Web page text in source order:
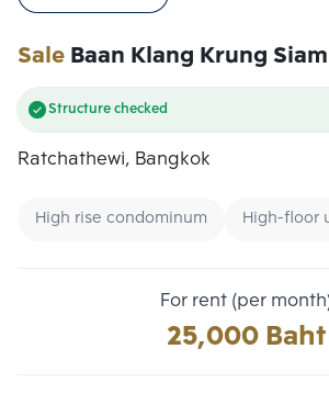
SaleBaan Klang Krung Siam
Structure checked
Ratchathewi, Bangkok
High rise condominum High-floor
For rent (per
25,000 Baht